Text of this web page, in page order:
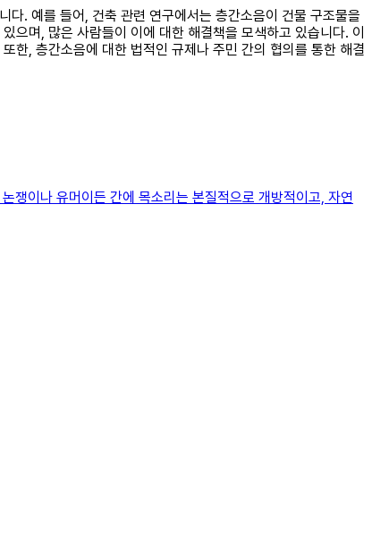
다. 예를 들어, 건축 관련 연구에서는 층간소음이 건물 구조물을
으며, 많은 사람들이 이에 대한 해결책을 모색하고 있습니다. 이
한, 층간소음에 대한 법적인 규제나 주민 간의 협의를 통한 해결
이나 유머이든 간에 목소리는 본질적으로 개방적이고, 자연